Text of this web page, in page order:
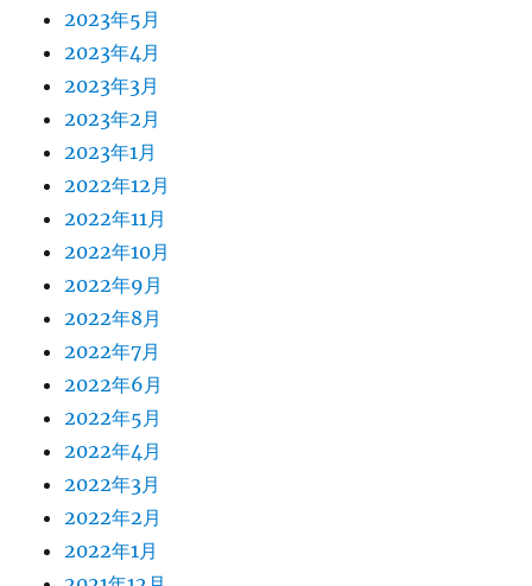
2023年5月
2023年4月
2023年3月
2023年2月
2023年1月
2022年12月
2022年11月
2022年10月
2022年9月
2022年8月
2022年7月
2022年6月
2022年5月
2022年4月
2022年3月
2022年2月
2022年1月